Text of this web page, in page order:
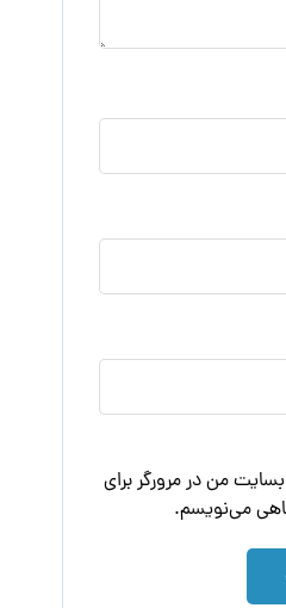
من در مرورگر برای
می‌نویسم.